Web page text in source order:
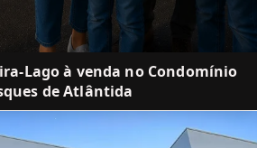
Lago à venda no Condomínio
de Atlântida